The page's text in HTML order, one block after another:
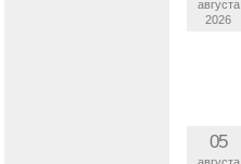
августа
2026
05